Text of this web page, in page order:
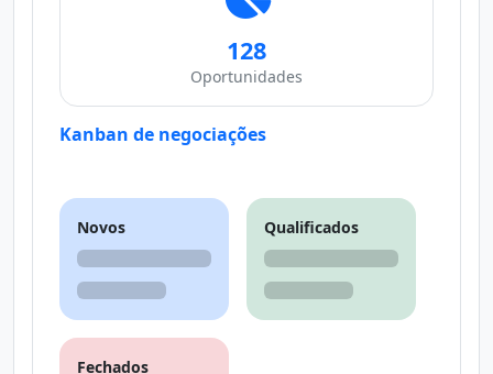
128
Oportunidades
Kanban de negociações
Novos Qualificados
Fechados